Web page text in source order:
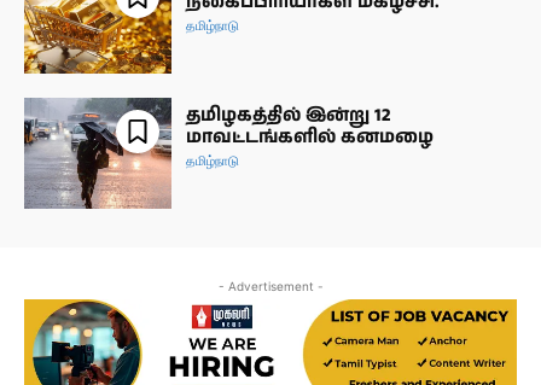
தமிழ்நாடு
தமிழகத்தில் இன்று 12
மாவட்டங்களில் கனமழை
தமிழ்நாடு
- Advertisement -